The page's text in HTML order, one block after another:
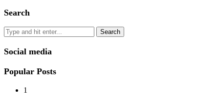
Search
Search
Social media
Popular Posts
1